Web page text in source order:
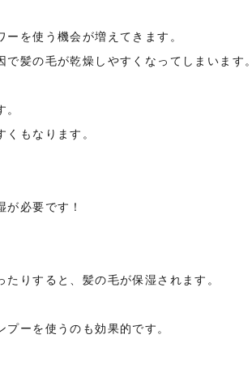
を使う機会が増えてきます。
髪の毛が乾燥しやすくなってしまいます。
もなります。
必要です！
りすると、髪の毛が保湿されます。
ーを使うのも効果的です。